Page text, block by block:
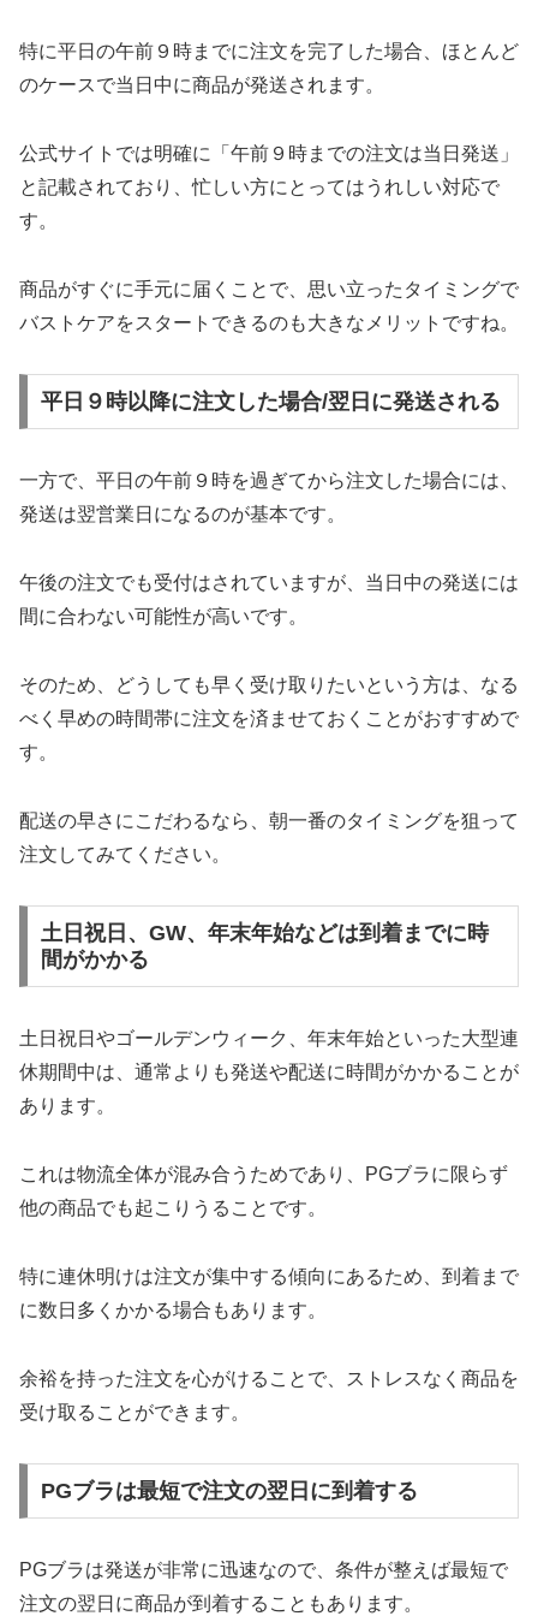
特に平日の午前９時までに注文を完了した場合、ほとんど
のケースで当日中に商品が発送されます。
公式サイトでは明確に「午前９時までの注文は当日発送」
と記載されており、忙しい方にとってはうれしい対応で
す。
商品がすぐに手元に届くことで、思い立ったタイミングで
バストケアをスタートできるのも大きなメリットですね。
平日９時以降に注文した場合/翌日に発送される
一方で、平日の午前９時を過ぎてから注文した場合には、
発送は翌営業日になるのが基本です。
午後の注文でも受付はされていますが、当日中の発送には
間に合わない可能性が高いです。
そのため、どうしても早く受け取りたいという方は、なる
べく早めの時間帯に注文を済ませておくことがおすすめで
す。
配送の早さにこだわるなら、朝一番のタイミングを狙って
注文してみてください。
土日祝日、GW、年末年始などは到着までに時
間がかかる
土日祝日やゴールデンウィーク、年末年始といった大型連
休期間中は、通常よりも発送や配送に時間がかかることが
あります。
これは物流全体が混み合うためであり、PGブラに限らず
他の商品でも起こりうることです。
特に連休明けは注文が集中する傾向にあるため、到着まで
に数日多くかかる場合もあります。
余裕を持った注文を心がけることで、ストレスなく商品を
受け取ることができます。
PGブラは最短で注文の翌日に到着する
PGブラは発送が非常に迅速なので、条件が整えば最短で
注文の翌日に商品が到着することもあります。